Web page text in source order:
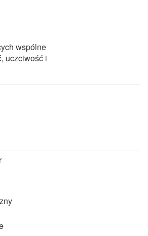
wspólne
uczciwość i